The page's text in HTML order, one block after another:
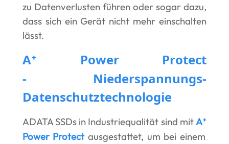
zu Datenverlusten führen oder sogar dazu,
dass sich ein Gerät nicht mehr einschalten
lässt.
A⁺
Power Protect
- Niederspannungs-
Datenschutztechnologie
ADATA SSDs in Industriequalität sind mitA⁺
Power Protect ausgestattet, um bei einem